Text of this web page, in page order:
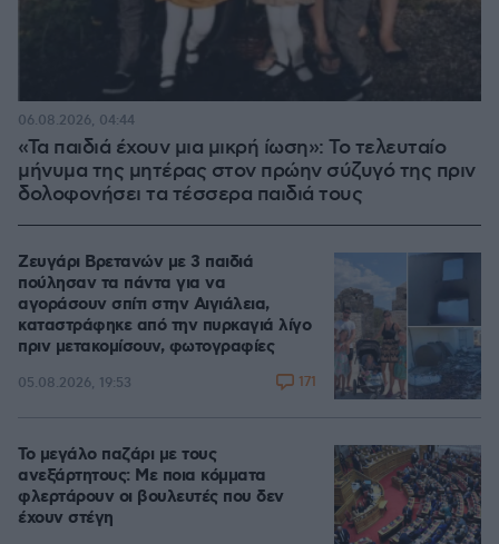
«Τα παιδιά έχουν μια μικρή ίωση»: Το τελευταίο
μήνυμα της μητέρας στον πρώην σύζυγό της πριν
δολοφονήσει τα τέσσερα παιδιά τους
06.08.2026, 04:44
Ζευγάρι Βρετανών με 3 παιδιά
πούλησαν τα πάντα για να
αγοράσουν σπίτι στην Αιγιάλεια,
καταστράφηκε από την πυρκαγιά λίγο
πριν μετακομίσουν, φωτογραφίες
05.08.2026, 19:53 171
Το μεγάλο παζάρι με τους
ανεξάρτητους: Με ποια κόμματα
φλερτάρουν οι βουλευτές που δεν
έχουν στέγη